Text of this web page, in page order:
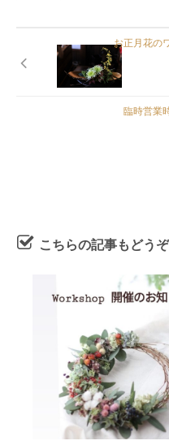
お正月花の
臨時営業
こちらの記事もどうぞ